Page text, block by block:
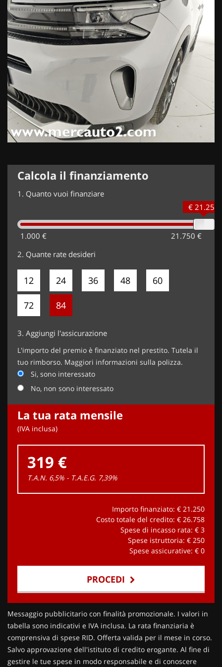
Calcola il finanziamento
1. Quanto vuoi finanziare
1.000 € 21.750 €
€ 21.250
2. Quante rate desideri
12 24 36 48 60
72 84
3. Aggiungi l'assicurazione
L'importo del premio è finanziato nel prestito. Tutela il
tuo rimborso. Maggiori informazioni sulla polizza.
Si, sono interessato
No, non sono interessato
La tua rata mensile
(IVA inclusa)
319 €
T.A.N. 6,5% - T.A.E.G. 7,39%
Importo finanziato: € 21.250
Costo totale del credito: € 26.758
Spese di incasso rata: € 3
Spese istruttoria: € 250
Spese assicurative: € 0
PROCEDI
Contattaci
Messaggio pubblicitario con finalità promozionale. I valori in
tabella sono indicativi e IVA inclusa. La rata finanziaria è
comprensiva di spese RID. Offerta valida per il mese in corso.
Salvo approvazione dell'istituto di credito erogante. Al fine di
gestire le tue spese in modo responsabile e di conoscere